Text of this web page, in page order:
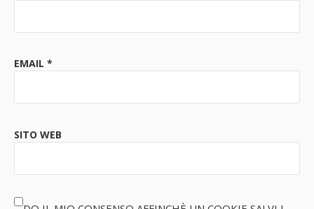
EMAIL *
SITO WEB